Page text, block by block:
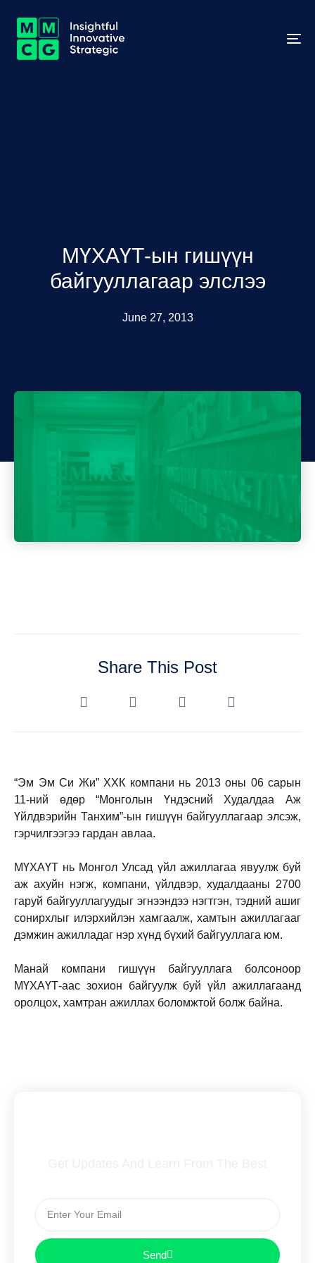
МҮХАҮТ-ын гишүүн
байгууллагаар элслээ
June 27, 2013
Share This Post
“Эм Эм Си Жи” ХХК компани нь 2013 оны 06 сарын
11-ний өдөр “Монголын Үндэсний Худалдаа Аж
Үйлдвэрийн Танхим”-ын гишүүн байгууллагаар элсэж,
гэрчилгээгээ гардан авлаа.
МҮХАҮТ нь Монгол Улсад үйл ажиллагаа явуулж буй
аж ахуйн нэгж, компани, үйлдвэр, худалдааны 2700
гаруй байгууллагуудыг эгнээндээ нэгтгэн, тэдний ашиг
сонирхлыг илэрхийлэн хамгаалж, хамтын ажиллагааг
дэмжин ажилладаг нэр хүнд бүхий байгууллага юм.
Манай компани гишүүн байгууллага болсоноор
МҮХАҮТ-аас зохион байгуулж буй үйл ажиллагаанд
оролцох, хамтран ажиллах боломжтой болж байна.
Send